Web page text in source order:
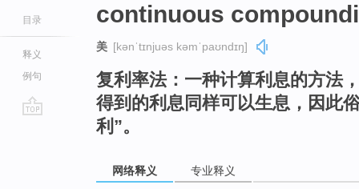
目录
释义
例句
continuous
美 [kənˈtɪnjuəs kəmˈpaʊndɪŋ]
复利率法：一种计算利息的方法
得到的利息同样可以生息，因此
利”。
网络释义 专业释义